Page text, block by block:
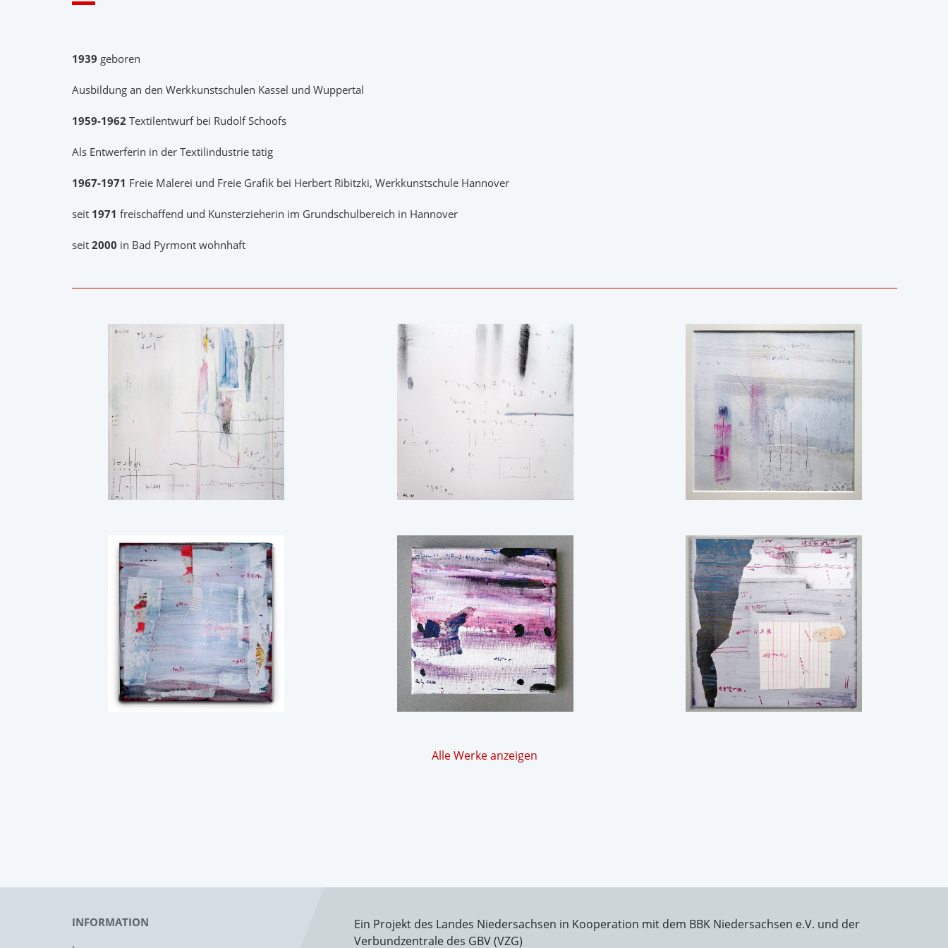
1939 geboren
Ausbildung an den Werkkunstschulen Kassel und Wuppertal
1959-1962 Textilentwurf bei Rudolf Schoofs
Als Entwerferin in der Textilindustrie tätig
1967-1971 Freie Malerei und Freie Grafik bei Herbert Ribitzki, Werkkunstschule Hannover
seit 1971 freischaffend und Kunsterzieherin im Grundschulbereich in Hannover
seit 2000 in Bad Pyrmont wohnhaft
Alle Werke anzeigen
INFORMATION
Ein Projekt des Landes Niedersachsen in Kooperation mit dem BBK Niedersachsen e.V. und der
Verbundzentrale des GBV (VZG)